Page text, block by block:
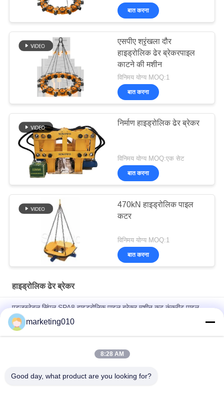
बात करना
एसपीए श्रृंखला दौर
हाइड्रोलिक ढेर ब्रेकरपाइल
काटने की मशीन
विनिमय योग्य MOQ:1
बात करना
निर्माण हाइड्रोलिक ढेर ब्रेकर
विनिमय योग्य MOQ:एक सेट
बात करना
470kN हाइड्रोलिक पाइल
कटर
विनिमय योग्य MOQ:1
बात करना
हाइड्रोलिक ढेर ब्रेकर
एडजस्टेबल सिंपल SPA8 हाइड्रोलिक पाइल ब्रेकर मशीन कट कंक्रीट पाइल,
CE / GOST / ISO9001 सर्टिफिकेट के साथ पाइल हेड
खनन में हाइड्रोलिक स्प्लिटिंग मशीन
कट वॉल चौड़ाई 800 मिमी हाइड्रोलिक पाइल ब्रेकर हाइड्रोलिक वॉल ब्रेकर वॉल
marketing010
8:28 AM
Good day, what product are you looking for?